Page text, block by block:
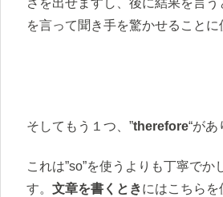
さを出せますし、後に結果を言
を言って聞き手を驚かせることに
そしてもう１つ、”therefore“があ
これは”so”を使うよりも丁寧でか
す。 文章を書くときにはこちらを